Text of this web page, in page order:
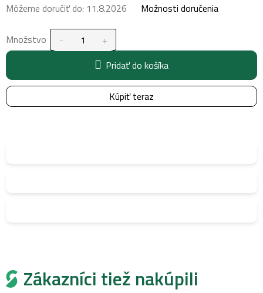
Môžeme doručiť do: 11.8.2026 Možnosti doručenia
Množstvo
Pridať do košíka
Kúpiť teraz
Zákazníci tiež nakúpili